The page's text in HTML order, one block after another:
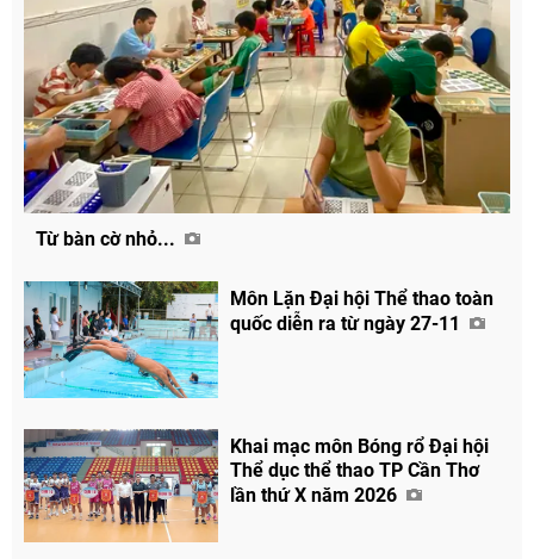
Từ bàn cờ nhỏ...
Môn Lặn Đại hội Thể thao toàn
quốc diễn ra từ ngày 27-11
Khai mạc môn Bóng rổ Đại hội
Thể dục thể thao TP Cần Thơ
lần thứ X năm 2026